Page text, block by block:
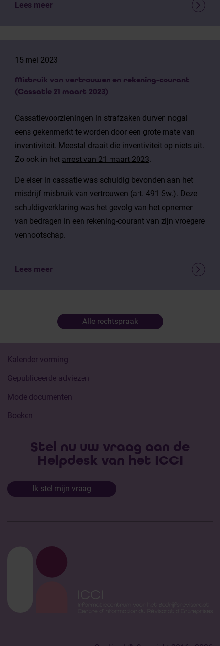
Lees meer
15 mei 2023
Misbruik van vertrouwen en rekening-courant
(Cassatie 21 maart 2023)
Cassatievoorzieningen in strafzaken durven nogal
eens gekenmerkt te worden door een grote mate van
inventiviteit. Meestal draait die inventiviteit op niets uit.
Zo ook in het arrest van 21 maart 2023.
De eiser in cassatie was schuldig bevonden aan het
misdrijf misbruik van vertrouwen (art. 491 Sw.). Deze
schuldigverklaring was het gevolg van het opnemen
van bedragen in een rekening-courant van zijn vroegere
vennootschap.
Lees meer
Alle rechtspraak
Kalender vorming
Gepubliceerde adviezen
Modeldocumenten
Boeken
Stel nu uw vraag aan de
Helpdesk van het ICCI
Ik stel mijn vraag